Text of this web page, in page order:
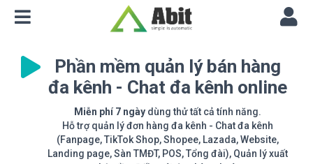
Phần mềm quản lý bán hàng
đa kênh - Chat đa kênh online
Miễn phí 7 ngày dùng thử tất cả tính năng.
Hỗ trợ quản lý đơn hàng đa kênh - Chat đa kênh
(Fanpage, TikTok Shop, Shopee, Lazada, Website,
Landing page, Sàn TMĐT, POS, Tổng đài), Quản lý xuất